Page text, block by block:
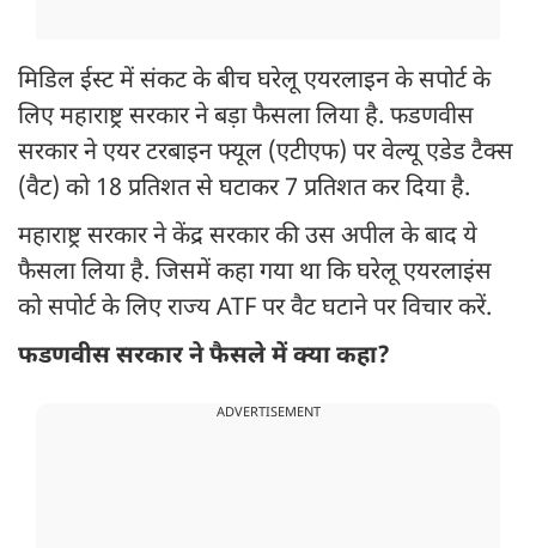
मिडिल ईस्ट में संकट के बीच घरेलू एयरलाइन के सपोर्ट के
लिए महाराष्ट्र सरकार ने बड़ा फैसला लिया है. फडणवीस
सरकार ने एयर टरबाइन फ्यूल (एटीएफ) पर वेल्यू एडेड टैक्स
(वैट) को 18 प्रतिशत से घटाकर 7 प्रतिशत कर दिया है.
महाराष्ट्र सरकार ने केंद्र सरकार की उस अपील के बाद ये
फैसला लिया है. जिसमें कहा गया था कि घरेलू एयरलाइंस
को सपोर्ट के लिए राज्य ATF पर वैट घटाने पर विचार करें.
फडणवीस सरकार ने फैसले में क्या कहा?
ADVERTISEMENT